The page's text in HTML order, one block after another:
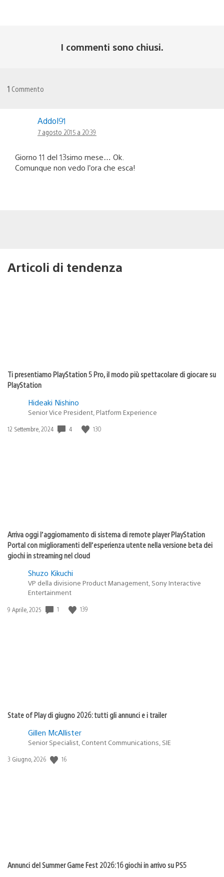
I commenti sono chiusi.
1 Commento
Addol91
7 agosto 2015 a 20:39
Giorno 11 del 13simo mese… Ok.
Comunque non vedo l’ora che esca!
Articoli di tendenza
Ti presentiamo PlayStation 5 Pro, il modo più spettacolare di giocare su
PlayStation
Hideaki Nishino
Senior Vice President, Platform Experience
Data
12 Settembre, 2024 4 130
Arriva oggi l’aggiornamento di sistema di remote player PlayStation
Portal con miglioramenti dell’esperienza utente nella versione beta dei
giochi in streaming nel cloud
Shuzo Kikuchi
VP della divisione Product Management, Sony Interactive
Entertainment
Data
9 Aprile, 2025 1 139
State of Play di giugno 2026: tutti gli annunci e i trailer
Gillen McAllister
Senior Specialist, Content Communications, SIE
Data
3 Giugno, 2026 16
Annunci del Summer Game Fest 2026: 16 giochi in arrivo su PS5